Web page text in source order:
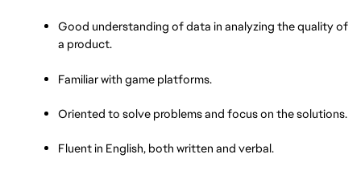
Good understanding of data in analyzing the quality of
a product.
Familiar with game platforms.
Oriented to solve problems and focus on the solutions.
Fluent in English, both written and verbal.